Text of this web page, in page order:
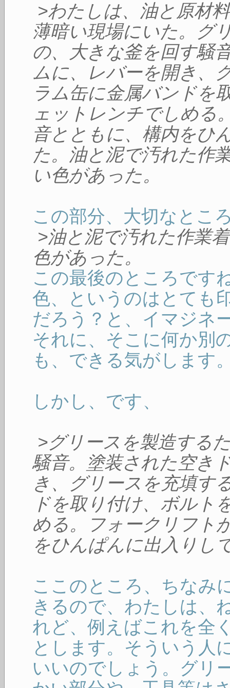
>わたしは、油と原材
薄暗い現場にいた。グ
の、大きな釜を回す騒
ムに、レバーを開き、
ラム缶に金属バンドを
ェットレンチでしめる
音とともに、構内をひ
た。油と泥で汚れた作
い色があった。
この部分、大切なとこ
>油と泥で汚れた作業
色があった。
この最後のところです
色、というのはとても
だろう？と、イマジネ
それに、そこに何か別
も、できる気がします
しかし、です、
>グリースを製造する
騒音。塗装された空き
き、グリースを充填す
ドを取り付け、ボルト
める。フォークリフト
をひんぱんに出入りし
ここのところ、ちなみ
きるので、わたしは、
れど、例えばこれを全
とします。そういう人
いいのでしょう。グリ